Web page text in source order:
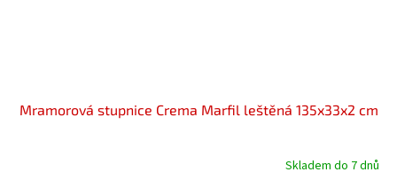
Mramorová stupnice Crema Marfil leštěná 135x33x2 cm
Skladem do 7 dnů